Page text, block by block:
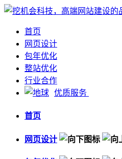
首页
网页设计
包年优化
整站优化
行业合作
优质服务
首页
网页设计